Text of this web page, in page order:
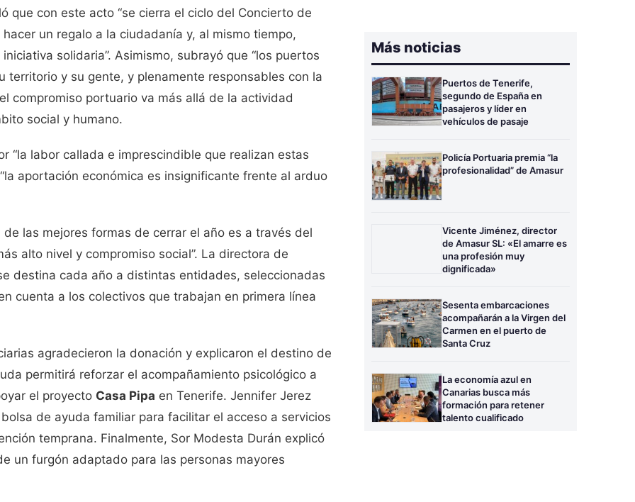
que con este acto “se cierra el ciclo del Concierto de
un regalo a la ciudadanía y, al mismo tiempo,
solidaria”. Asimismo, subrayó que “los puertos
territorio y su gente, y plenamente responsables con la
compromiso portuario va más allá de la actividad
social y humano.
“la labor callada e imprescindible que realizan estas
aportación económica es insignificante frente al arduo
las mejores formas de cerrar el año es a través del
alto nivel y compromiso social”. La directora de
destina cada año a distintas entidades, seleccionadas
cuenta a los colectivos que trabajan en primera línea
agradecieron la donación y explicaron el destino de
permitirá reforzar el acompañamiento psicológico a
el proyecto Casa Pipa en Tenerife. Jennifer Jerez
de ayuda familiar para facilitar el acceso a servicios
temprana. Finalmente, Sor Modesta Durán explicó
un furgón adaptado para las personas mayores
Más noticias
Puertos de Tenerife,
segundo de España en
pasajeros y líder en
vehículos de pasaje
Policía Portuaria premia “la
profesionalidad” de Amasur
Vicente Jiménez, director
de Amasur SL: «El amarre es
una profesión muy
dignificada»
Sesenta embarcaciones
acompañarán a la Virgen del
Carmen en el puerto de
Santa Cruz
La economía azul en
Canarias busca más
formación para retener
talento cualificado